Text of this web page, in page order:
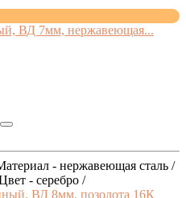
ВД 7мм, нержавеющая...
- нержавеющая сталь /
- серебро /